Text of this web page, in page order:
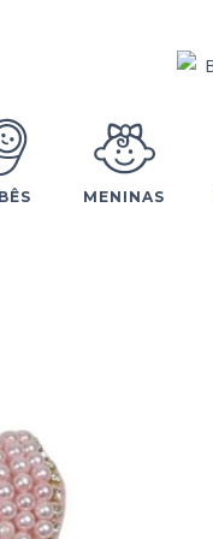
MENINAS